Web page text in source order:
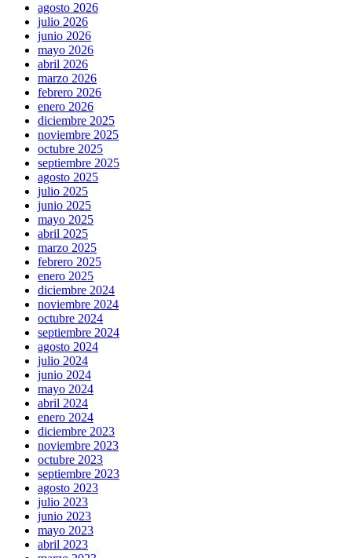
agosto 2026
julio 2026
junio 2026
mayo 2026
abril 2026
marzo 2026
febrero 2026
enero 2026
diciembre 2025
noviembre 2025
octubre 2025
septiembre 2025
agosto 2025
julio 2025
junio 2025
mayo 2025
abril 2025
marzo 2025
febrero 2025
enero 2025
diciembre 2024
noviembre 2024
octubre 2024
septiembre 2024
agosto 2024
julio 2024
junio 2024
mayo 2024
abril 2024
enero 2024
diciembre 2023
noviembre 2023
octubre 2023
septiembre 2023
agosto 2023
julio 2023
junio 2023
mayo 2023
abril 2023